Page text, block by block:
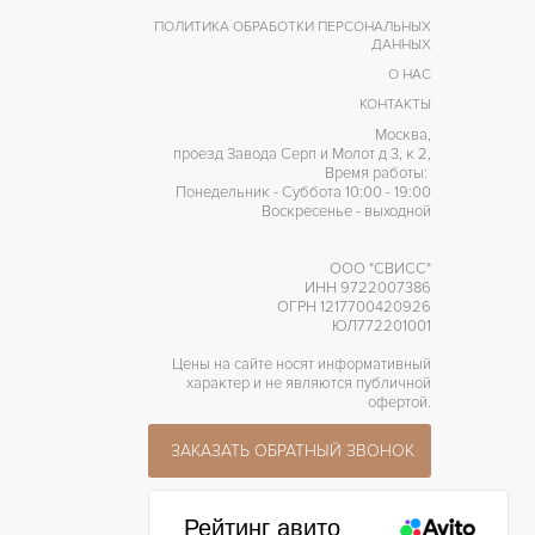
ПОЛИТИКА ОБРАБОТКИ ПЕРСОНАЛЬНЫХ
ДАННЫХ
О НАС
КОНТАКТЫ
Москва,
проезд Завода Серп и Молот д 3, к 2,
Время работы:
Понедельник - Суббота 10:00 - 19:00
Воскресенье - выходной
ООО "СВИСС"
ИНН 9722007386
ОГРН 1217700420926
ЮЛ772201001
Цены на сайте носят информативный
характер и не являются публичной
офертой.
ЗАКАЗАТЬ ОБРАТНЫЙ ЗВОНОК
Рейтинг авито